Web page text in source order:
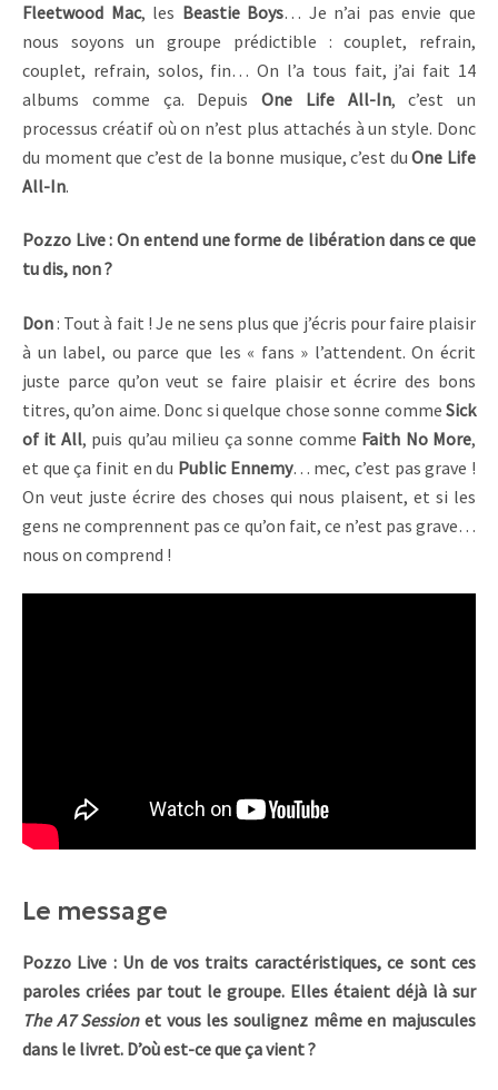
Fleetwood Mac, les Beastie Boys… Je n’ai pas envie que
nous soyons un groupe prédictible : couplet, refrain,
couplet, refrain, solos, fin… On l’a tous fait, j’ai fait 14
albums comme ça. Depuis One Life All-In, c’est un
processus créatif où on n’est plus attachés à un style. Donc
du moment que c’est de la bonne musique, c’est duOne Life
All-In.
Pozzo Live : On entend une forme de libération dans ce que
tu dis, non ?
Don : Tout à fait ! Je ne sens plus que j’écris pour faire plaisir
à un label, ou parce que les « fans » l’attendent. On écrit
juste parce qu’on veut se faire plaisir et écrire des bons
titres, qu’on aime. Donc si quelque chose sonne comme Sick
of it All, puis qu’au milieu ça sonne comme Faith No More,
et que ça finit en du Public Ennemy… mec, c’est pas grave !
On veut juste écrire des choses qui nous plaisent, et si les
gens ne comprennent pas ce qu’on fait, ce n’est pas grave…
nous on comprend !
Le message
Pozzo Live : Un de vos traits caractéristiques, ce sont ces
paroles criées par tout le groupe. Elles étaient déjà là sur
The A7 Sessionet vous les soulignez même en majuscules
dans le livret. D’où est-ce que ça vient ?